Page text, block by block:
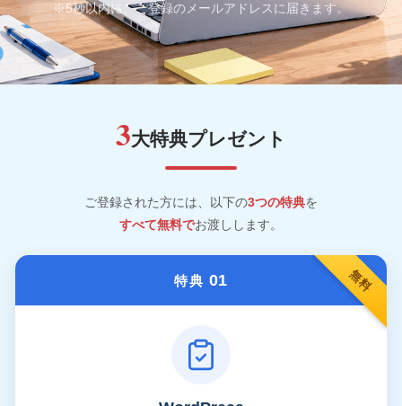
※5秒以内に、ご登録のメールアドレスに届きます。
3大特典プレゼント
ご登録された方には、以下の3つの特典を
すべて無料でお渡しします。
特典 01
無料